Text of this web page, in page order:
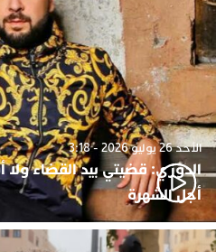
الأحد 26 يوليو 2026 - 3:18
الدوزي: قضيتي بيد القضاء ولا
أجل الشهرة